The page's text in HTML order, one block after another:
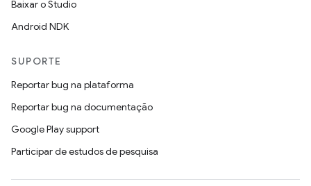
Baixar o Studio
Android NDK
SUPORTE
Reportar bug na plataforma
Reportar bug na documentação
Google Play support
Participar de estudos de pesquisa